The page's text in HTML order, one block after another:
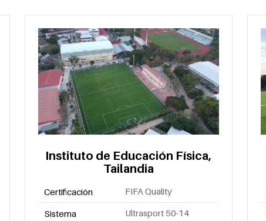
Instituto de Educación Física,
Tailandia
Certificación FIFA Quality
Sistema Ultrasport 50-14